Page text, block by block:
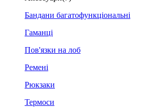
Бандани багатофункціональні
Гаманці
Пов'язки на лоб
Ремені
Рюкзаки
Термоси